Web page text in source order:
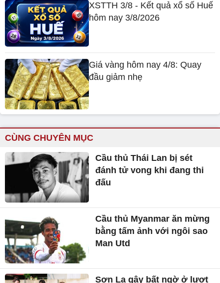
XSTTH 3/8 - Kết quả xổ số Huế
hôm nay 3/8/2026
Giá vàng hôm nay 4/8: Quay
đầu giảm nhẹ
CÙNG CHUYÊN MỤC
Cầu thủ Thái Lan bị sét
đánh tử vong khi đang thi
đấu
Cầu thủ Myanmar ăn mừng
bằng tấm ảnh với ngôi sao
Man Utd
Sơn La gây bất ngờ ở lượt